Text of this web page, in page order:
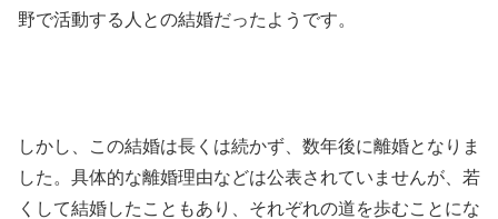
野で活動する人との結婚だったようです。
しかし、この結婚は長くは続かず、数年後に離婚となりま
した。具体的な離婚理由などは公表されていませんが、若
くして結婚したこともあり、それぞれの道を歩むことにな